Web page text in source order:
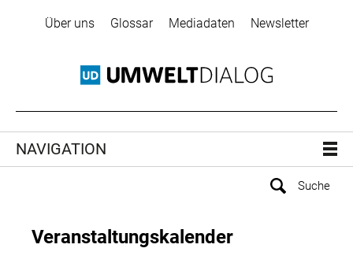
Über uns Glossar Mediadaten Newsletter
NAVIGATION
Veranstaltungskalender